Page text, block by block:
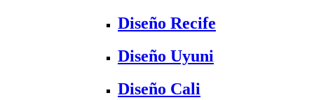
Diseño Recife
Diseño Uyuni
Diseño Cali